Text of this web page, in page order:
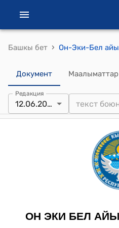
Башкы бет ›
Документ Маалыматтар
Редакция
12.06.2023